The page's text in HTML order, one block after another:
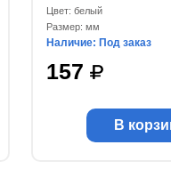
Цвет: белый
Размер: мм
Наличие: Под заказ
157
В